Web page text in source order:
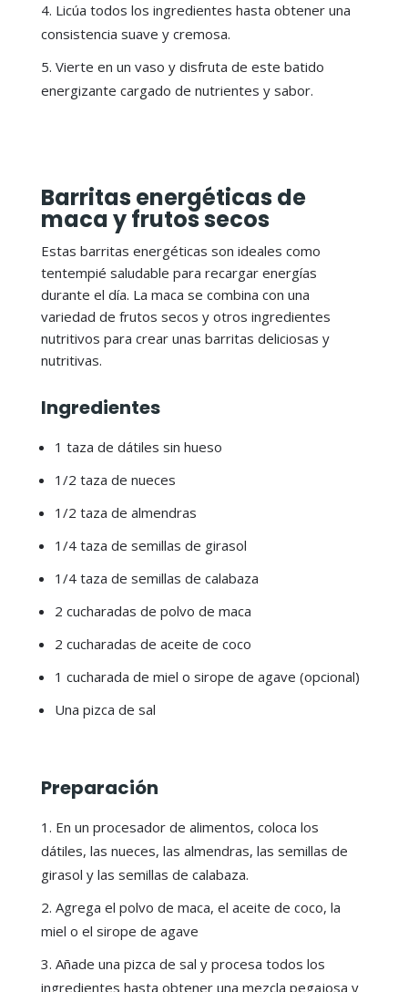
Licúa todos los ingredientes hasta obtener una
consistencia suave y cremosa.
Vierte en un vaso y disfruta de este batido
energizante cargado de nutrientes y sabor.
Barritas energéticas de
maca y frutos secos
Estas barritas energéticas son ideales como
tentempié saludable para recargar energías
durante el día. La maca se combina con una
variedad de frutos secos y otros ingredientes
nutritivos para crear unas barritas deliciosas y
nutritivas.
Ingredientes
1 taza de dátiles sin hueso
1/2 taza de nueces
1/2 taza de almendras
1/4 taza de semillas de girasol
1/4 taza de semillas de calabaza
2 cucharadas de polvo de maca
2 cucharadas de aceite de coco
1 cucharada de miel o sirope de agave (opcional)
Una pizca de sal
Preparación
En un procesador de alimentos, coloca los
dátiles, las nueces, las almendras, las semillas de
girasol y las semillas de calabaza.
Agrega el polvo de maca, el aceite de coco, la
miel o el sirope de agave
Añade una pizca de sal y procesa todos los
ingredientes hasta obtener una mezcla pegajosa y